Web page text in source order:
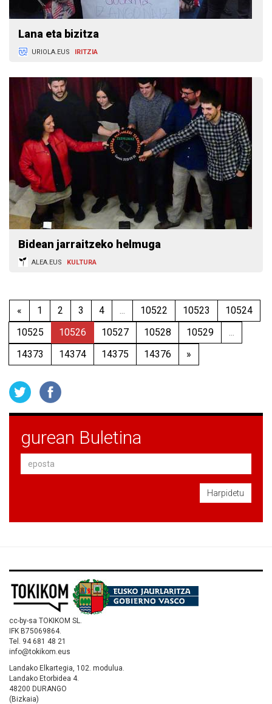
Lana eta bizitza
URIOLA.EUS IRITZIA
Bidean jarraitzeko helmuga
ALEA.EUS KULTURA
« 1 2 3 4 ... 10522 10523
10524
10525
10526 10527 10528 10529
...
14373
14374 14375 14376 »
gurean Buletina
Harpidetu
cc-by-sa TOKIKOM SL.
IFK B75069864.
Tel. 94 681 48 21
info@tokikom.eus
Landako Elkartegia, 102. modulua.
Landako Etorbidea 4.
48200 DURANGO
(Bizkaia)